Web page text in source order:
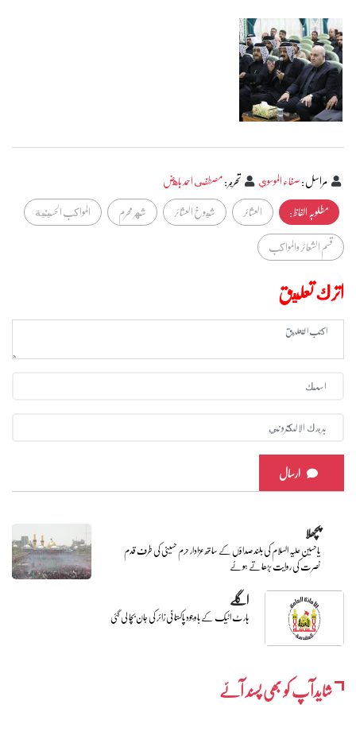
مراسل:صفاء الموسوي تحرير:مصطفى احمد باهض
مطلوبہ الفاظ :
العشائر شيوخ العشائر شهر محرم
المواكب الحسينية
قسم الشعائر والمواكب
اترك تعليق
ارسال
پچھلا
یاحسین علیہ السلام کی بلند صداؤں کے ساتھ عزادار حرم حسینی کی طرف قدم
نصرت کی روایت بڑھاتے ہوئے
اگلے
ہارٹ اٹیک کے باوجود پاکستانی زائر کی جان بچا لی گئی
شایدآپ کو بھی پسند آئے